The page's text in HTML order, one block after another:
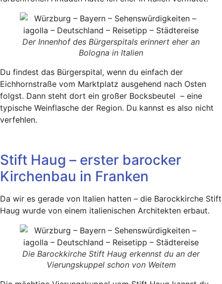
Der Innenhof des Bürgerspitals erinnert eher an
Bologna in Italien
Du findest das Bürgerspital, wenn du einfach der
Eichhornstraße vom Marktplatz ausgehend nach Osten
folgst. Dann steht dort ein großer Bocksbeutel – eine
typische Weinflasche der Region. Du kannst es also nicht
verfehlen.
Stift Haug – erster barocker
Kirchenbau in Franken
Da wir es gerade von Italien hatten – die Barockkirche Stift
Haug wurde von einem italienischen Architekten erbaut.
Die Barockkirche Stift Haug erkennst du an der
Vierungskuppel schon von Weitem